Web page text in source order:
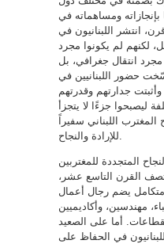
بإنجازاته ومساهماته في
انتشر اللبنانيون في
لكنهم لم يكونوا مجرد
انتقال جغرافي، بل
حضور اللبنانيين في
وأثبتت جدارتهم وقدرتهم
ليصبحوا جزءًا لا يتجزأ
اللبناني سفيراً
للإرادة والنجاح.
المتجددة للمغتربين
القرن التاسع عشر،
يضم رجال أعمال
مهندسين، وأكاديميين
أما على الصعيد
في الحفاظ على